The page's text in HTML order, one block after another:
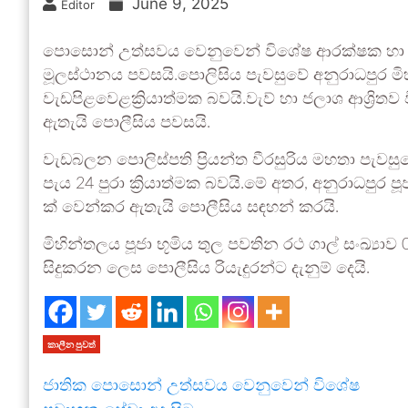
Editor June 9, 2025
පොසොන් උත්සවය වෙනුවෙන් විශේෂ ආරක්ෂක හා
මූලස්ථානය පවසයි.පොලිසිය පැවසුවේ අනුරාධපුර
වැඩපිළවෙළක්‍රියාත්මක බවයි.වැව් හා ජලාශ
ඇතැයි පොලීසිය පවසයි.
වැඩබලන පොලිස්පති ප්‍රියන්ත වීරසුරිය මහතා
පැය 24 පුරා ක්‍රියාත්මක බවයි.මේ අතර,
ක් වෙන්කර ඇතැයි පොලීසිය සඳහන් කරයි.
මිහින්තලය පූජා භූමිය තුල පවතින රථ ගාල්
සිදුකරන ලෙස පොලීසිය රියැදුරන්ට දැනුම් දෙයි.
කාලීන පුවත්
ජාතික පොසොන් උත්සවය වෙනුවෙන් විශේෂ